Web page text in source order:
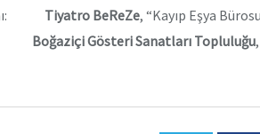
Tiyatro BeReZe, “Kayıp Eşya
Boğaziçi Gösteri Sanatları Topluluğu